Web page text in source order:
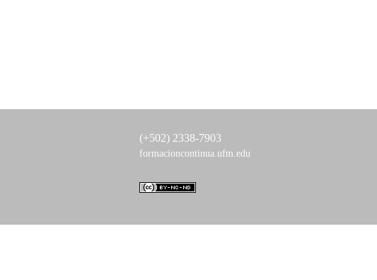
(+502) 2338-7903
formacioncontinua.ufm.edu